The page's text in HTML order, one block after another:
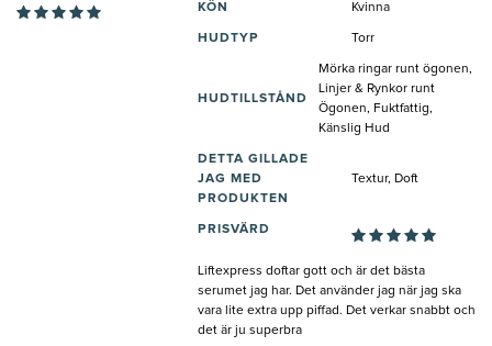
KÖN Kvinna
HUDTYP Torr
HUDTILLSTÅND
Mörka ringar runt ögonen,
Linjer & Rynkor runt
Ögonen, Fuktfattig,
Känslig Hud
DETTA GILLADE
JAG MED
PRODUKTEN
Textur, Doft
PRISVÄRD
Liftexpress doftar gott och är det bästa
serumet jag har. Det använder jag när jag ska
vara lite extra upp piffad. Det verkar snabbt och
det är ju superbra